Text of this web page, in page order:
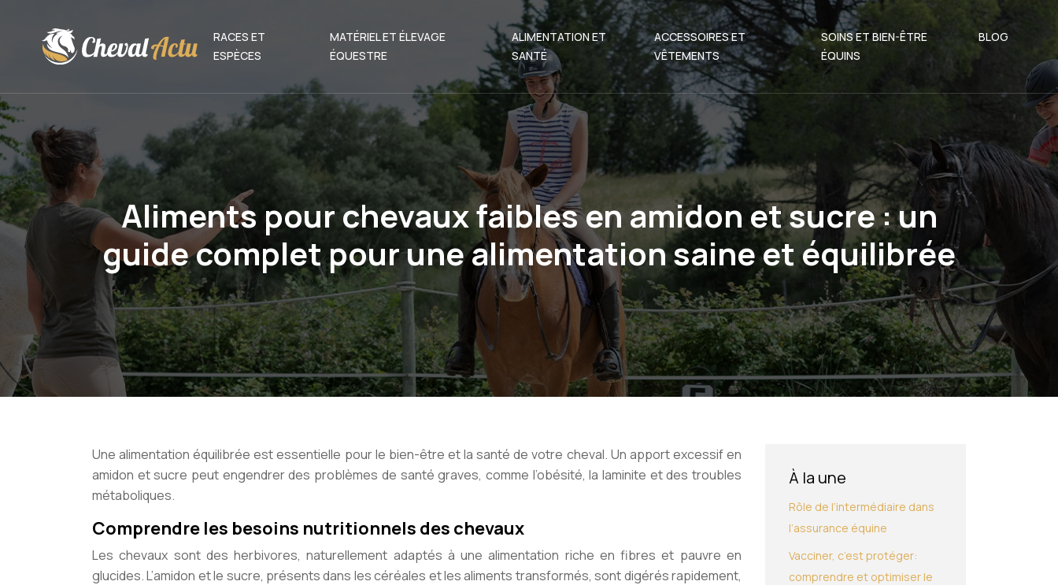
RACES ET
ESPÈCES
MATÉRIEL ET ÉLEVAGE
ÉQUESTRE
ALIMENTATION ET
SANTÉ
ACCESSOIRES ET
VÊTEMENTS
SOINS ET BIEN-ÊTRE
ÉQUINS
BLOG
Aliments pour chevaux faibles en amidon et sucre : un
guide complet pour une alimentation saine et équilibrée
Une alimentation équilibrée est essentielle pour le bien-être et la santé de votre cheval. Un apport excessif en
amidon et sucre peut engendrer des problèmes de santé graves, comme l’obésité, la laminite et des troubles
métaboliques.
Comprendre les besoins nutritionnels des chevaux
Les chevaux sont des herbivores, naturellement adaptés à une alimentation riche en fibres et pauvre en
glucides. L’amidon et le sucre, présents dans les céréales et les aliments transformés, sont digérés rapidement,
À la une
Rôle de l’intermédiaire dans
l’assurance équine
Vacciner, c’est protéger:
comprendre et optimiser le